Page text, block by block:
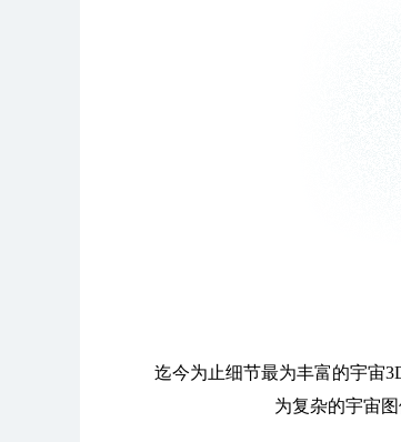
迄今为止细节最为丰富的宇宙
为复杂的宇宙